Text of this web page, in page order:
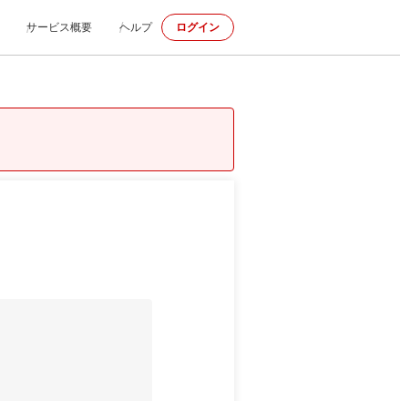
サービス概要 ヘルプ ログイン